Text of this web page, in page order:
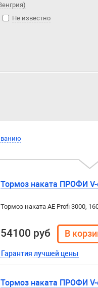
Не известно
Тормоз наката ПРОФИ V-
Тормоз наката AE Profi 3000,
54100 руб
Гарантия лучшей цены
Тормоз наката ПРОФИ V-